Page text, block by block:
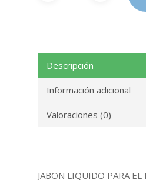
Descripción
Información adicional
Valoraciones (0)
JABON LIQUIDO PARA EL